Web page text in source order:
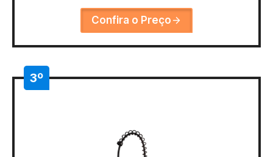
Confira o Preço
3º